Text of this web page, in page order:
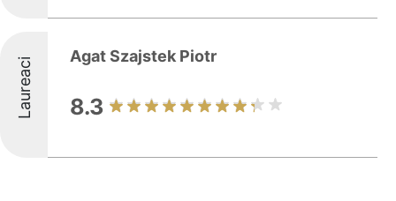
Laureaci Agat Szajstek Piotr
8.3